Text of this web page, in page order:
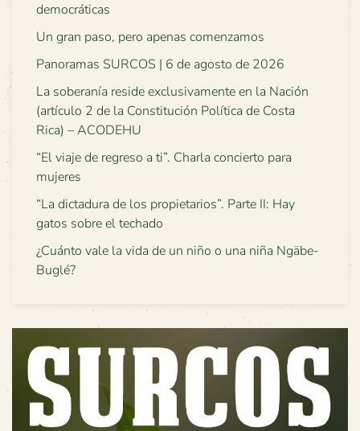
democráticas
Un gran paso, pero apenas comenzamos
Panoramas SURCOS | 6 de agosto de 2026
La soberanía reside exclusivamente en la Nación
(artículo 2 de la Constitución Política de Costa
Rica) – ACODEHU
“El viaje de regreso a ti”. Charla concierto para
mujeres
“La dictadura de los propietarios”. Parte II: Hay
gatos sobre el techado
¿Cuánto vale la vida de un niño o una niña Ngäbe-
Buglé?